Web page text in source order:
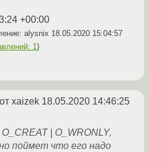
+00:00
alysnix 18.05.2020 15:04:57
1)
от xaizek 18.05.2020 14:46:25
| O_WRONLY,
поймет что его надо